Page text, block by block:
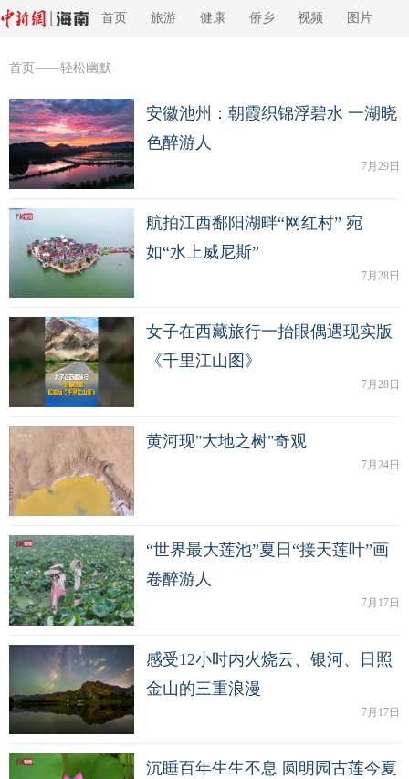
首页 旅游 健康 侨乡 视频 图片
首页 ——轻松幽默
安徽池州：朝霞织锦浮碧水 一湖晓
色醉游人
7月29日
航拍江西鄱阳湖畔“网红村” 宛
如“水上威尼斯”
7月28日
女子在西藏旅行一抬眼偶遇现实版
《千里江山图》
7月28日
黄河现"大地之树"奇观
7月24日
“世界最大莲池”夏日“接天莲叶”画
卷醉游人
7月17日
感受12小时内火烧云、银河、日照
金山的三重浪漫
7月17日
沉睡百年生生不息 圆明园古莲今夏